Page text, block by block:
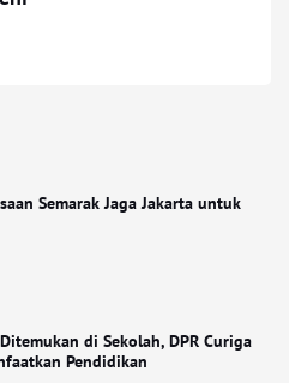
Semarak Jaga Jakarta untuk
di Sekolah, DPR Curiga
Pendidikan